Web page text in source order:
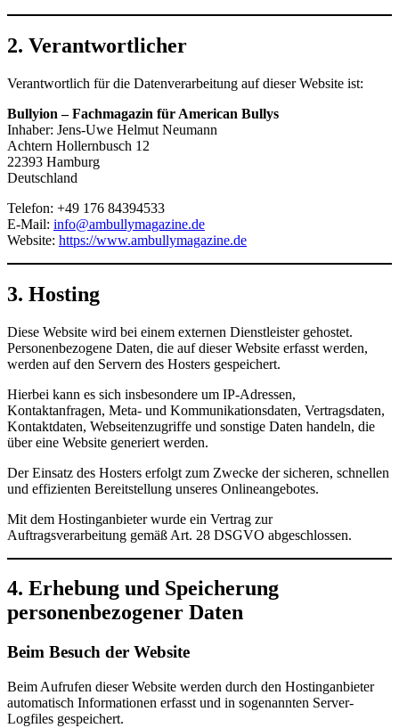
2. Verantwortlicher
Verantwortlich für die Datenverarbeitung auf dieser Website ist:
Bullyion – Fachmagazin für American Bullys
Inhaber: Jens-Uwe Helmut Neumann
Achtern Hollernbusch 12
22393 Hamburg
Deutschland
Telefon: +49 176 84394533
E-Mail: info@ambullymagazine.de
Website: https://www.ambullymagazine.de
3. Hosting
Diese Website wird bei einem externen Dienstleister gehostet.
Personenbezogene Daten, die auf dieser Website erfasst werden,
werden auf den Servern des Hosters gespeichert.
Hierbei kann es sich insbesondere um IP-Adressen,
Kontaktanfragen, Meta- und Kommunikationsdaten, Vertragsdaten,
Kontaktdaten, Webseitenzugriffe und sonstige Daten handeln, die
über eine Website generiert werden.
Der Einsatz des Hosters erfolgt zum Zwecke der sicheren, schnellen
und effizienten Bereitstellung unseres Onlineangebotes.
Mit dem Hostinganbieter wurde ein Vertrag zur
Auftragsverarbeitung gemäß Art. 28 DSGVO abgeschlossen.
4. Erhebung und Speicherung
personenbezogener Daten
Beim Besuch der Website
Beim Aufrufen dieser Website werden durch den Hostinganbieter
automatisch Informationen erfasst und in sogenannten Server-
Logfiles gespeichert.